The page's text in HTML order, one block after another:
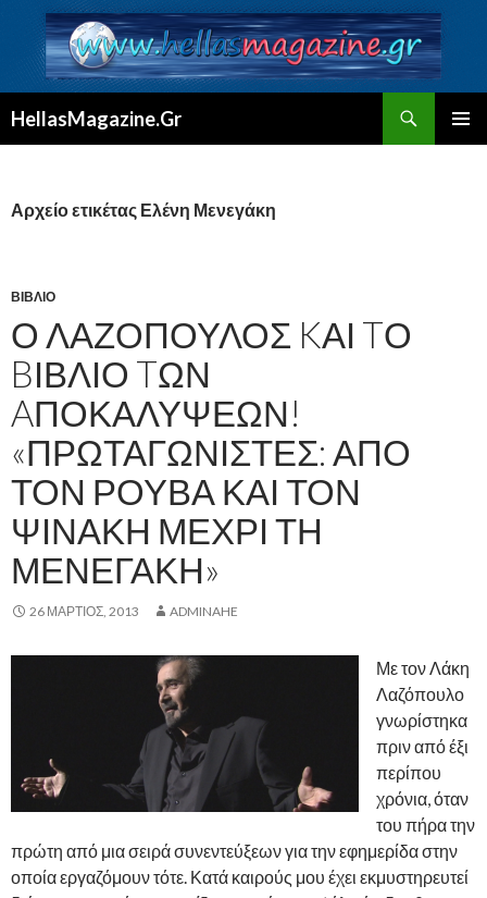
HellasMagazine.Gr
Αρχείο ετικέτας Ελένη Μενεγάκη
ΒΙΒΛΊΟ
Ο ΛΑΖΌΠΟΥΛΟΣ KΑΙ TΟ
BΙΒΛΊΟ TΩΝ
AΠΟΚΑΛΎΨΕΩΝ!
«ΠΡΩΤΑΓΩΝΙΣΤΈΣ: ΑΠΌ
ΤΟΝ ΡΟΥΒΆ ΚΑΙ ΤΟΝ
ΨΙΝΆΚΗ ΜΈΧΡΙ ΤΗ
ΜΕΝΕΓΆΚΗ»
26 ΜΆΡΤΙΟΣ, 2013 ADMINAHE
Με τον Λάκη
Λαζόπουλο
γνωρίστηκα
πριν από έξι
περίπου
χρόνια, όταν
του πήρα την
πρώτη από μια σειρά συνεντεύξεων για την εφημερίδα στην
οποία εργαζόμουν τότε. Κατά καιρούς μου έχει εκμυστηρευτεί